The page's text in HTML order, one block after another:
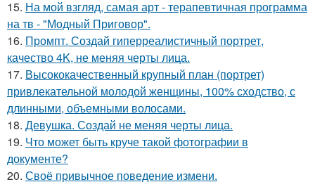
15. На мой взгляд, самая арт - терапевтичная программа
на тв - "Модный Приговор".
16. Промпт. Создай гиперреалистичный портрет,
качество 4K, не меняя черты лица.
17. Высококачественный крупный план (портрет)
привлекательной молодой женщины, 100% сходство, с
длинными, объемными волосами.
18. Девушка. Создай не меняя черты лица.
19. Что может быть круче такой фотографии в
документе?
20. Своё привычное поведение измени.